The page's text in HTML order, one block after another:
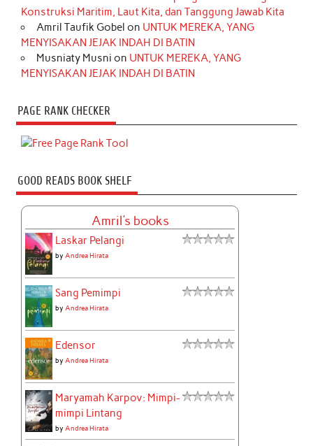
Konstruksi Maritim, Laut Kita, dan Tanggung Jawab Kita
Amril Taufik Gobel on UNTUK MEREKA, YANG
MENYISAKAN JEJAK INDAH DI BATIN
Musniaty Musni on UNTUK MEREKA, YANG
MENYISAKAN JEJAK INDAH DI BATIN
PAGE RANK CHECKER
GOOD READS BOOK SHELF
Amril's books
Laskar Pelangi
byAndrea Hirata
Sang Pemimpi
byAndrea Hirata
Edensor
byAndrea Hirata
Maryamah Karpov: Mimpi-
mimpi Lintang
byAndrea Hirata